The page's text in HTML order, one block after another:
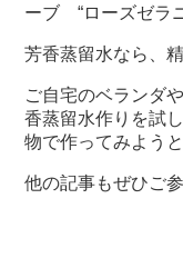
ーブ “ローズゼラ
芳香蒸留水なら、
ご自宅のベランダ
香蒸留水作りを試
物で作ってみよう
他の記事もぜひご